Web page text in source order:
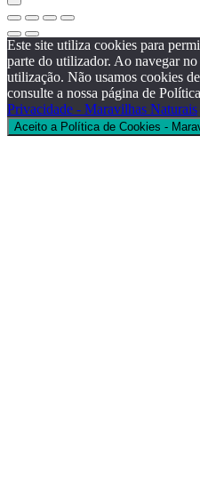
Este site utiliza cookies para
parte do utilizador. Ao navegar no
utilização. Não usamos cookies
consulte a nossa página de
Privacidade - Maravilhas Naturais
Aceito a Política de Cookies -